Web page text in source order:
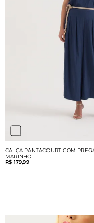
CALÇA PANTACOURT COM
MARINHO
R$ 179,99